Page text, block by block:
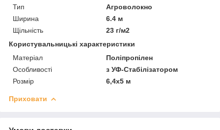
Тип
Агроволокно
Ширина
6.4 м
Щільність
23 г/м2
Користувальницькі характеристики
Матеріал
Поліпропілен
Особливості
з УФ-Стабілізатором
Розмір
6,4х5 м
Приховати